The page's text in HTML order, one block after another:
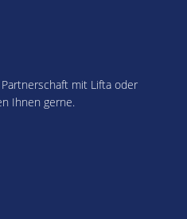
mit Lifta oder
Ihnen gerne.